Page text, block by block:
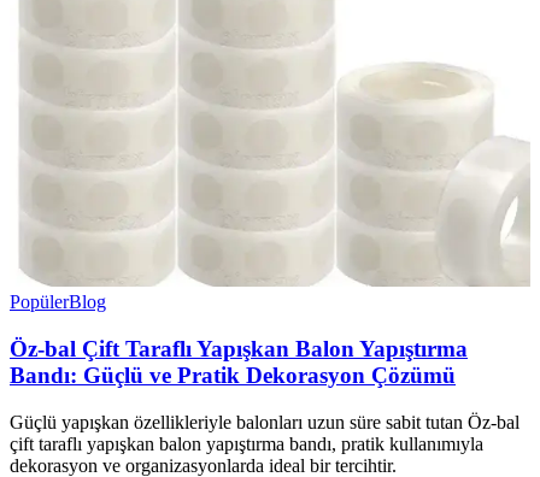
PopülerBlog
Öz-bal Çift Taraflı Yapışkan Balon Yapıştırma
Bandı: Güçlü ve Pratik Dekorasyon Çözümü
Güçlü yapışkan özellikleriyle balonları uzun süre sabit tutan Öz-bal
çift taraflı yapışkan balon yapıştırma bandı, pratik kullanımıyla
dekorasyon ve organizasyonlarda ideal bir tercihtir.